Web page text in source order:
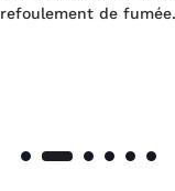
refoulement de fumée.